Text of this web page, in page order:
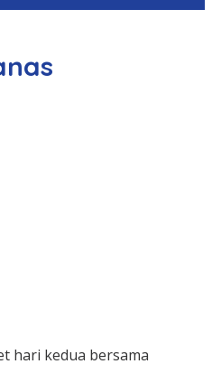
hari kedua bersama